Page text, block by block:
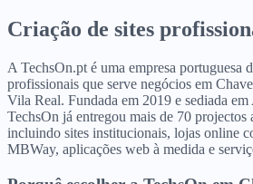
Criação de sites
A TechsOn.pt é uma empresa portuguesa
profissionais que serve negócios em
Vila Real. Fundada em 2019 e sediada em
TechsOn já entregou mais de 70 projectos
incluindo sites institucionais, lojas online
MBWay, aplicações web à medida e